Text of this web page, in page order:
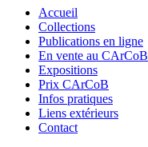
Accueil
Collections
Publications en ligne
En vente au CArCoB
Expositions
Prix CArCoB
Infos pratiques
Liens extérieurs
Contact